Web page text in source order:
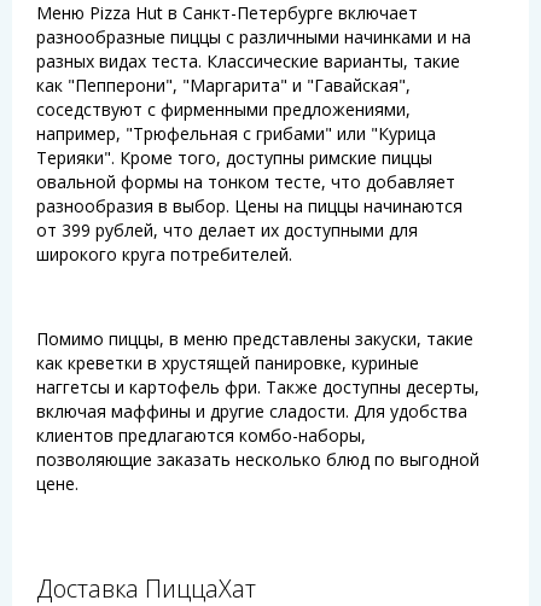
Меню Pizza Hut в Санкт-Петербурге включает
разнообразные пиццы с различными начинками и на
разных видах теста. Классические варианты, такие
как "Пепперони", "Маргарита" и "Гавайская",
соседствуют с фирменными предложениями,
например, "Трюфельная с грибами" или "Курица
Терияки". Кроме того, доступны римские пиццы
овальной формы на тонком тесте, что добавляет
разнообразия в выбор. Цены на пиццы начинаются
от 399 рублей, что делает их доступными для
широкого круга потребителей.
Помимо пиццы, в меню представлены закуски, такие
как креветки в хрустящей панировке, куриные
наггетсы и картофель фри. Также доступны десерты,
включая маффины и другие сладости. Для удобства
клиентов предлагаются комбо-наборы,
позволяющие заказать несколько блюд по выгодной
цене.
Доставка ПиццаХат